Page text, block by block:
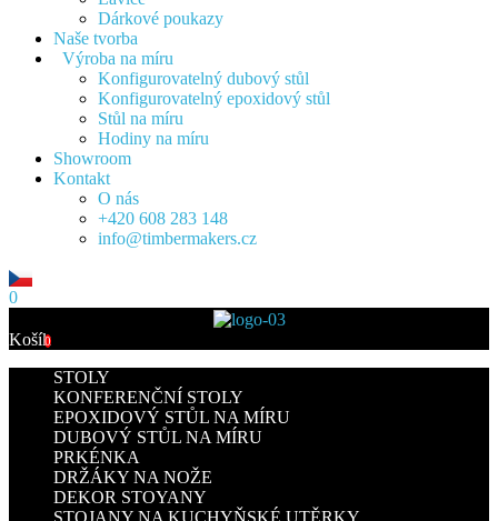
Dárkové poukazy
Naše tvorba
Výroba na míru
Konfigurovatelný dubový stůl
Konfigurovatelný epoxidový stůl
Stůl na míru
Hodiny na míru
Showroom
Kontakt
O nás
+420 608 283 148
info@timbermakers.cz
0
Košík
0
STOLY
KONFERENČNÍ STOLY
EPOXIDOVÝ STŮL NA MÍRU
DUBOVÝ STŮL NA MÍRU
PRKÉNKA
DRŽÁKY NA NOŽE
DEKOR STOYANY
STOJANY NA KUCHYŇSKÉ UTĚRKY